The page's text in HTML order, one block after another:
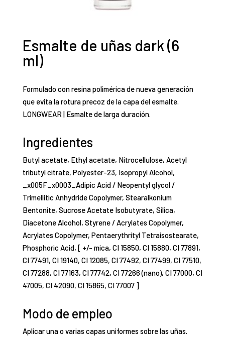
Esmalte de uñas dark (6
ml)
Formulado con resina polimérica de nueva generación
que evita la rotura precoz de la capa del esmalte.
LONGWEAR | Esmalte de larga duración.
Ingredientes
Butyl acetate, Ethyl acetate, Nitrocellulose, Acetyl
tributyl citrate, Polyester-23, Isopropyl Alcohol,
_x005F_x0003_Adipic Acid / Neopentyl glycol /
Trimellitic Anhydride Copolymer, Stearalkonium
Bentonite, Sucrose Acetate Isobutyrate, Silica,
Diacetone Alcohol, Styrene / Acrylates Copolymer,
Acrylates Copolymer, Pentaerythrityl Tetraisostearate,
Phosphoric Acid, [ +/- mica, CI 15850, CI 15880, CI 77891,
CI 77491, CI 19140, CI 12085, CI 77492, CI 77499, CI 77510,
CI 77288, CI 77163, CI 77742, CI 77266 (nano), CI 77000, CI
47005, CI 42090, CI 15865, CI 77007 ]
Modo de empleo
Aplicar una o varias capas uniformes sobre las uñas.